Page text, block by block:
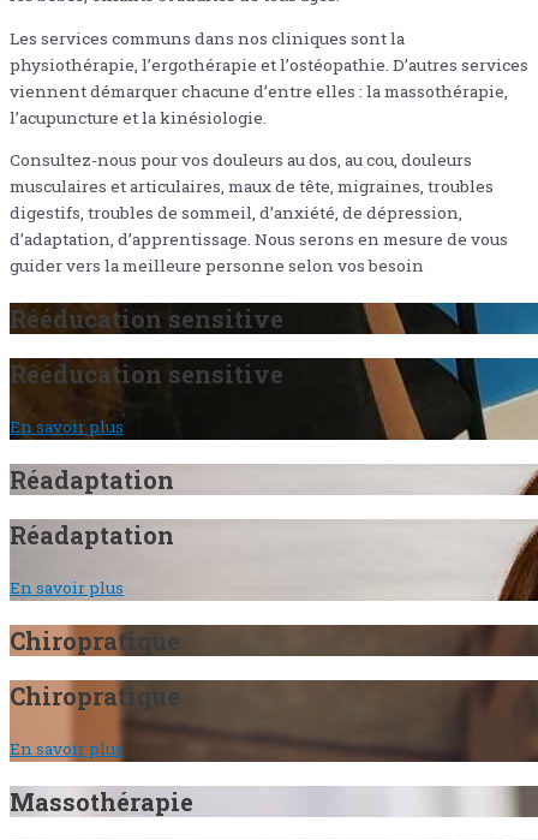
Les services communs dans nos cliniques sont la
physiothérapie, l’ergothérapie et l’ostéopathie. D’autres services
viennent démarquer chacune d’entre elles : la massothérapie,
l’acupuncture et la kinésiologie.
Consultez-nous pour vos douleurs au dos, au cou, douleurs
musculaires et articulaires, maux de tête, migraines, troubles
digestifs, troubles de sommeil, d’anxiété, de dépression,
d’adaptation, d’apprentissage. Nous serons en mesure de vous
guider vers la meilleure personne selon vos besoin
Rééducation sensitive
Rééducation sensitive
En savoir plus
Réadaptation
Réadaptation
En savoir plus
Chiropratique
Chiropratique
En savoir plus
Massothérapie